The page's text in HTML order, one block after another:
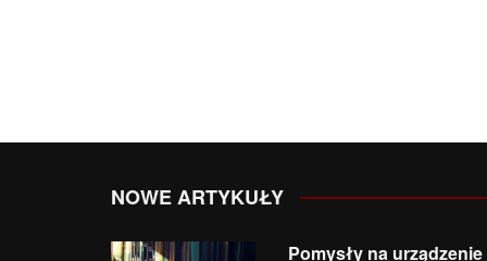
NOWE ARTYKUŁY
Pomysły na urządzenie